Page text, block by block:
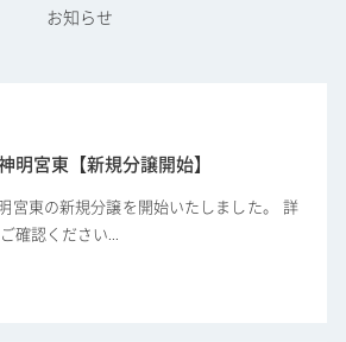
お知らせ
明宮東【新規分譲開始】
宮東の新規分譲を開始いたしました。 詳
確認ください...